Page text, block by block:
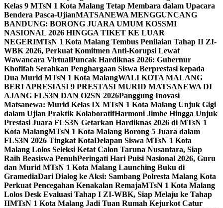
Kelas 9 MTsN 1 Kota Malang Tetap Membara dalam Upacara
Bendera Pasca-UjianMATSANEWA MENGGUNCANG
BANDUNG: BORONG JUARA UMUM KOSSMI
NASIONAL 2026 HINGGA TIKET KE LUAR
NEGERIMTsN 1 Kota Malang Tembus Penilaian Tahap II ZI-
WBK 2026, Perkuat Komitmen Anti-Korupsi Lewat
Wawancara VirtualPuncak Hardiknas 2026: Gubernur
Khofifah Serahkan Penghargaan Siswa Berprestasi kepada
Dua Murid MTsN 1 Kota MalangWALI KOTA MALANG
BERI APRESIASI 9 PRESTASI MURID MATSANEWA DI
AJANG FLS3N DAN O2SN 2026Panggung Inovasi
Matsanewa: Murid Kelas IX MTsN 1 Kota Malang Unjuk Gigi
dalam Ujian Praktik KolaboratifHarmoni Jimbe Hingga Unjuk
Prestasi Juara FLS3N Getarkan Hardiknas 2026 di MTsN 1
Kota MalangMTsN 1 Kota Malang Borong 5 Juara dalam
FLS3N 2026 Tingkat KotaDelapan Siswa MTsN 1 Kota
Malang Lolos Seleksi Ketat Calon Taruna Nusantara, Siap
Raih Beasiswa PenuhPeringati Hari Puisi Nasional 2026, Guru
dan Murid MTsN 1 Kota Malang Launching Buku di
GramediaDari Dialog ke Aksi: Sambang Polresta Malang Kota
Perkuat Pencegahan Kenakalan RemajaMTsN 1 Kota Malang
Lolos Desk Evaluasi Tahap I ZI-WBK, Siap Melaju ke Tahap
IIMTsN 1 Kota Malang Jadi Tuan Rumah Kejurkot Catur